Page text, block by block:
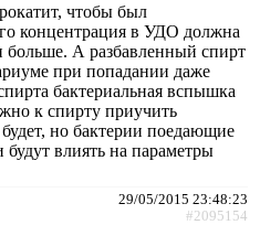
чтобы был
концентрация в УДО должна
больше. А разбавленный спирт
при попадании даже
бактериальная вспышка
к спирту приучить
но бактерии поедающие
влиять на параметры
29/05/2015 23:48:23
#2095154